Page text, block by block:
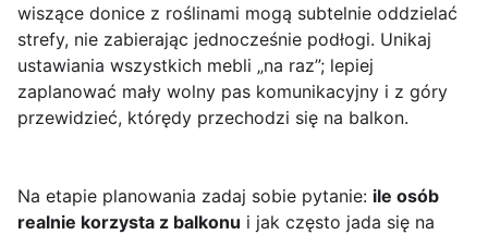
wiszące donice z roślinami mogą subtelnie oddzielać
strefy, nie zabierając jednocześnie podłogi. Unikaj
ustawiania wszystkich mebli „na raz”; lepiej
zaplanować mały wolny pas komunikacyjny i z góry
przewidzieć, którędy przechodzi się na balkon.
Na etapie planowania zadaj sobie pytanie: ile osób
realnie korzysta z balkonu i jak często jada się na